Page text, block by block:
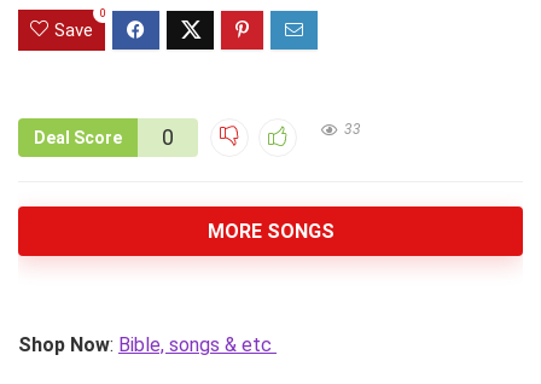
Save
0
Deal Score 0 33
MORE SONGS
Shop Now: Bible, songs & etc